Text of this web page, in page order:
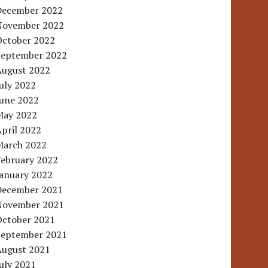
2022
2022
2022
2022
2022
2022
2022
2022
2022
2022
2022
2022
2021
2021
2021
2021
2021
2021